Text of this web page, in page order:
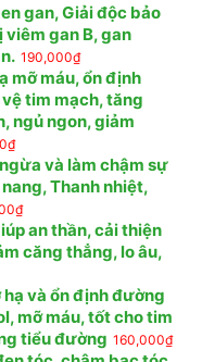
gan, Giải độc bảo
gan B, gan
190,000₫
mỡ máu, ổn định
tim mạch, tăng
ngủ ngon, giảm
₫
và làm chậm sự
Thanh nhiệt,
₫
an thần, cải thiện
căng thẳng, lo âu,
hạ và ổn định đường
mỡ máu, tốt cho tim
tiểu đường 160,000₫